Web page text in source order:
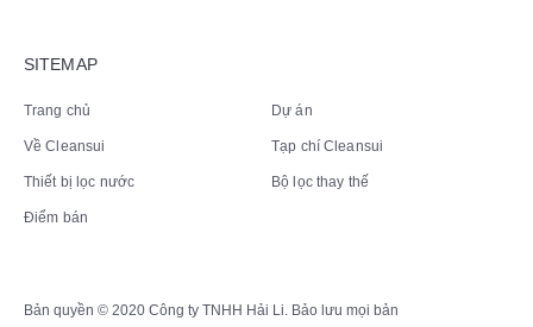
SITEMAP
Trang chủ Dự án
Về Cleansui Tạp chí Cleansui
Thiết bị lọc nước Bộ lọc thay thế
Điểm bán
Bản quyền © 2020 Công ty TNHH Hải Li. Bảo lưu mọi bản